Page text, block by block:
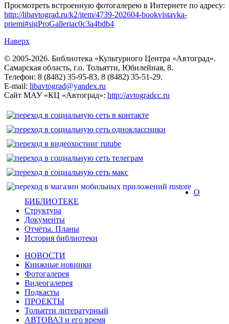
Просмотреть встроенную фотогалерею в Интернете по адресу:
http://libavtograd.ru/k2/item/4739-202604-bookvistavka-
priemi#sigProGalleriac0c3a4bdb4
Наверх
© 2005-2026. Библиотека «Культурного Центра «Автоград».
Самарская область, г.о. Тольятти, Юбилейная, 8.
Телефон: 8 (8482) 35-95-83, 8 (8482) 35-51-29.
E-mail: libavtograd@yandex.ru
Сайт МАУ «КЦ «Автоград»: http://avtogradcc.ru
О
БИБЛИОТЕКЕ
Структура
Документы
Отчёты. Планы
История библиотеки
НОВОСТИ
Книжные новинки
Фотогалерея
Видеогалерея
Подкасты
ПРОЕКТЫ
Тольятти литературный
АВТОВАЗ и его время